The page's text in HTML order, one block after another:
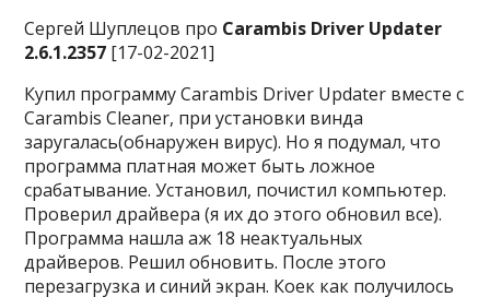
Сергей Шуплецов про Carambis Driver Updater
2.6.1.2357 [17-02-2021]
Купил программу Carambis Driver Updater вместе с
Carambis Cleaner, при установки винда
заругалась(обнаружен вирус). Но я подумал, что
программа платная может быть ложное
срабатывание. Установил, почистил компьютер.
Проверил драйвера (я их до этого обновил все).
Программа нашла аж 18 неактуальных
драйверов. Решил обновить. После этого
перезагрузка и синий экран. Коек как получилось